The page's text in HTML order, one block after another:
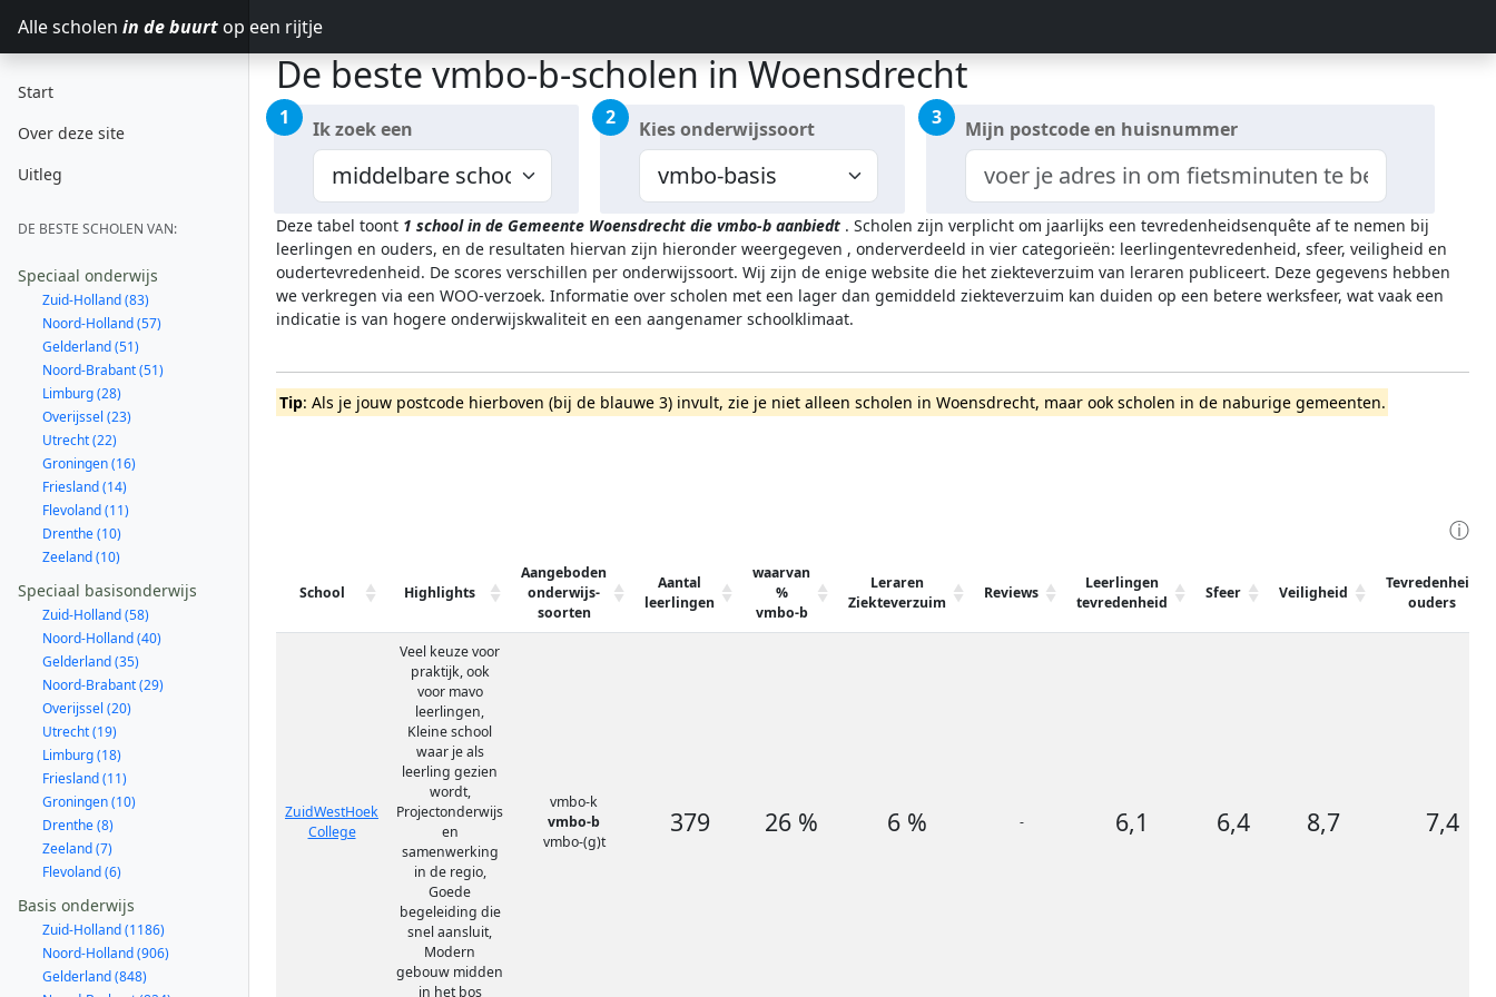
Alle scholen in de buurt op een rijtje
Start
Over deze site
Uitleg
DE BESTE SCHOLEN VAN:
Speciaal onderwijs
Zuid-Holland (83)
Noord-Holland (57)
Gelderland (51)
Noord-Brabant (51)
Limburg (28)
Overijssel (23)
Utrecht (22)
Groningen (16)
Friesland (14)
Flevoland (11)
Drenthe (10)
Zeeland (10)
Speciaal basisonderwijs
Zuid-Holland (58)
Noord-Holland (40)
Gelderland (35)
Noord-Brabant (29)
Overijssel (20)
Utrecht (19)
Limburg (18)
Friesland (11)
Groningen (10)
Drenthe (8)
Zeeland (7)
Flevoland (6)
Basis onderwijs
Zuid-Holland (1186)
Noord-Holland (906)
Gelderland (848)
De beste vmbo-b-scholen in Woensdrecht
1 Ik zoek een 2 Kies onderwijssoort 3 Mijn postcode en huisnummer
Deze tabel toont 1 school in de Gemeente Woensdrecht die vmbo-b aanbiedt . Scholen zijn verplicht om jaarlijks een tevredenheidsenquête af te nemen bij
leerlingen en ouders, en de resultaten hiervan zijn hieronder weergegeven , onderverdeeld in vier categorieën: leerlingentevredenheid, sfeer, veiligheid en
oudertevredenheid. De scores verschillen per onderwijssoort. Wij zijn de enige website die het ziekteverzuim van leraren publiceert. Deze gegevens hebben
we verkregen via een WOO-verzoek. Informatie over scholen met een lager dan gemiddeld ziekteverzuim kan duiden op een betere werksfeer, wat vaak een
indicatie is van hogere onderwijskwaliteit en een aangenamer schoolklimaat.
Tip: Als je jouw postcode hierboven (bij de blauwe 3) invult, zie je niet alleen scholen in Woensdrecht, maar ook scholen in de naburige gemeenten.
ⓘ
School Highlights
Aangeboden
onderwijs-
soorten
Aantal
leerlingen
waarvan
%
vmbo-b
Leraren
Ziekteverzuim
Reviews
Leerlingen
tevredenheid
Sfeer Veiligheid
Tevredenheid
ouders
ZuidWestHoek
College
Veel keuze voor
praktijk, ook
voor mavo
leerlingen,
Kleine school
waar je als
leerling gezien
wordt,
Projectonderwijs
en
samenwerking
in de regio,
Goede
begeleiding die
snel aansluit,
Modern
gebouw midden
in het bos
vmbo-k
vmbo-b
vmbo-(g)t
379 26 % 6 % - 6,1 6,4 8,7 7,4